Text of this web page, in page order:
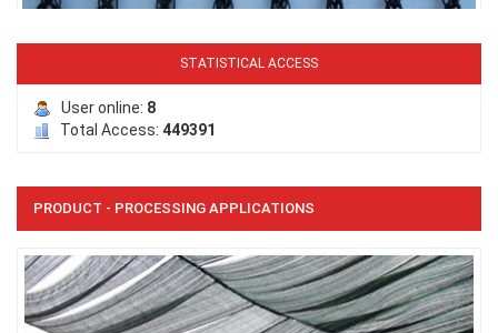
STATISTICAL ACCESS
User online: 8
Total Access: 449391
PRODUCT - PROCESSING APPLICATIONS